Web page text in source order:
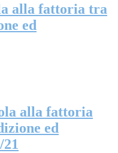
alla fattoria tra
ed
alla fattoria
ed
21